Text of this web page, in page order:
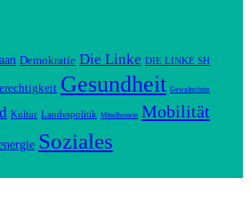
Demokratie Die Linke DIE LINKE SH
Gesundheit Gewaltschutz
Kultur Landespolitik Mittelhostein Mobilität
Soziales